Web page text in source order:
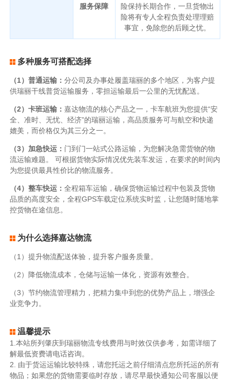
服务保障
险保持长期合作，一旦货物出
险将有专人全程负责处理理赔
事宜，免除您的后顾之忧。
多种服务可搭配选择
（1）普通运输： 分公司及办事处履盖瑞丽的多个地区，为客户提
供瑞丽干线普货运输服务，零担运输最后一公里的无忧配送。
（2）卡班运输： 嘉达物流的核心产品之一，卡车航班为您提供“安
全、准时、无忧、经济”的瑞丽运输，高品质服务可与航空和快递
媲美，而价格仅为其三分之一。
（3）加急快运： 门到门一站式公路运输，为您解决急需货物的物
流运输难题。 可根据货物实际情况优先装车发运，在要求的时间内
为您提供最具性价比的物流服务。
（4）整车快运： 全程箱车运输，确保货物运输过程中包装及货物
品质的高度安全，全程GPS车载定位系统实时监，让您随时随地掌
控货物在途信息。
为什么选择嘉达物流
（1）提升物流配送体验，提升客户服务质量。
（2）降低物流成本，仓储与运输一体化，资源有效整合。
（3）节约物流管理精力，把精力集中到您的优势产品上，增强企
业竞争力。
温馨提示
1.本站所列肇庆到瑞丽物流专线费用与时效仅供参考，如需详细了
解最低资费请电话咨询。
2. 由于货运运输比较特殊，请您托运之前仔细清点您所托运的所有
物品；如果您的货物需要临时存放，请尽早最快通知公司客服以便